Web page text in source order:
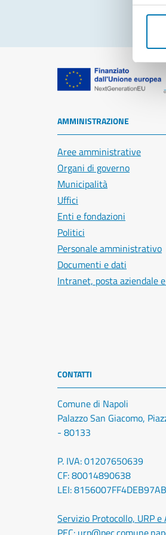
AMMINISTRAZIONE
Aree amministrative
Organi di governo
Municipalità
Uffici
Enti e fondazioni
Politici
Personale amministrativo
Documenti e dati
Intranet, posta aziendale
CONTATTI
Comune di Napoli
Palazzo San Giacomo,
- 80133
P. IVA: 01207650639
CF: 80014890638
LEI:
Servizio Protocollo, URP